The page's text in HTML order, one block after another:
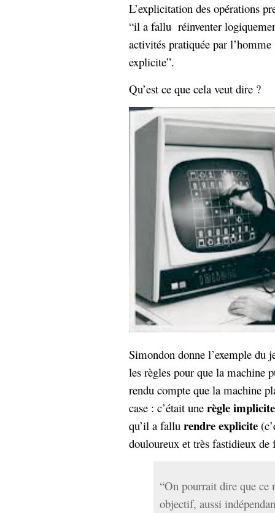
L’explicitation des opérations
“il a fallu réinventer
activités pratiquée par
explicite”.
Qu’est ce que cela veut dire ?
Simondon donne l’exemple du
les règles pour que la machine
rendu compte que la machine
case : c’était une règle implicite
qu’il a fallu rendre explicite
douloureux et très fastidieux
“On pourrait dire que ce
objectif, aussi